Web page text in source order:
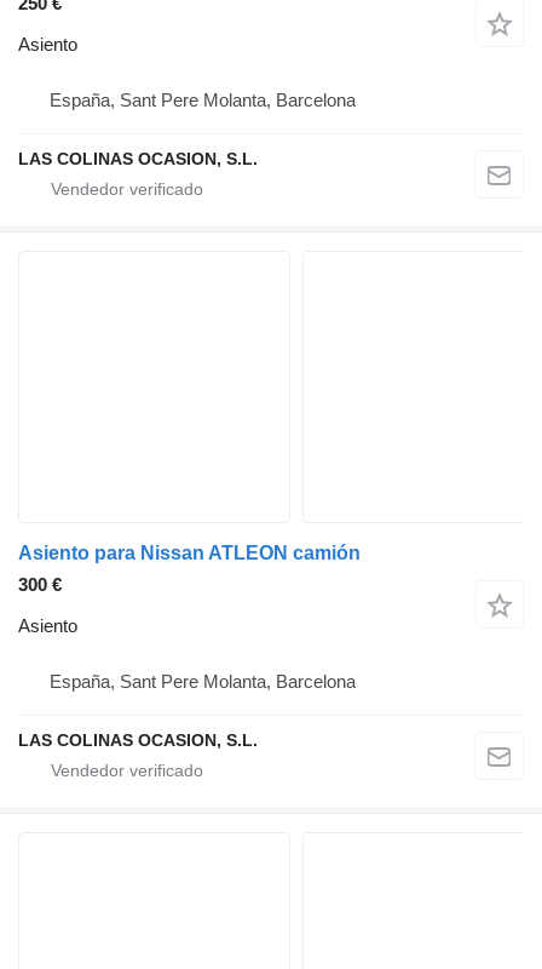
Asiento
España, Sant Pere Molanta, Barcelona
LAS COLINAS OCASION, S.L.
Asiento para Nissan ATLEON camión
300 €
Asiento
España, Sant Pere Molanta, Barcelona
LAS COLINAS OCASION, S.L.